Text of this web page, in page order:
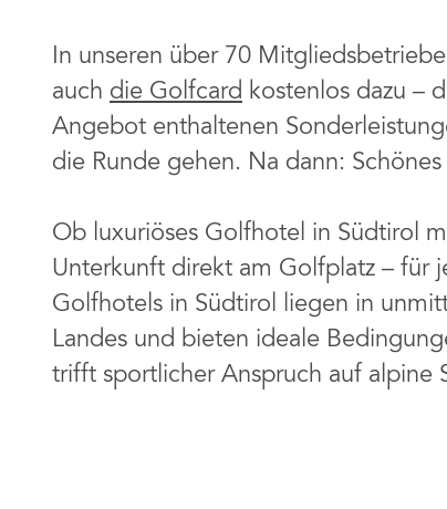
In unseren über 70
auch die Golfcard kostenlos dazu –
Angebot enthaltenen
die Runde gehen. Na dann: Schönes
Ob luxuriöses Golfhotel in Südtirol
Unterkunft direkt am Golfplatz – für
Golfhotels in Südtirol liegen in
Landes und bieten ideale
trifft sportlicher Anspruch auf alpine